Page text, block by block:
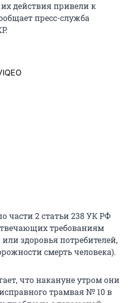
действия привели к
пресс-служба
2 статьи 238 УК РФ
требованиям
здоровья потребителей,
смерть человека).
что накануне утром они
трамвая № 10 в